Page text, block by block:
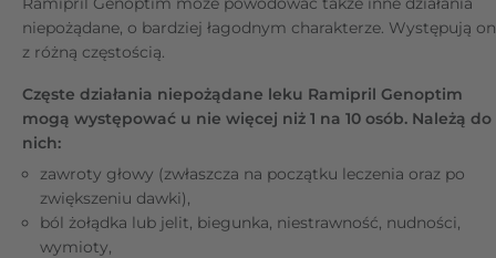
niepożądane, o bardziej łagodnym charakterze. Występują
z różną częstością.
Częste działania niepożądane leku Ramipril Genoptim
mogą występować u nie więcej niż 1 na 10 osób. Należą do
nich:
zawroty głowy (zwłaszcza na początku leczenia oraz po
zwiększeniu dawki),
ból żołądka lub jelit, biegunka, niestrawność, nudności,
wymioty,